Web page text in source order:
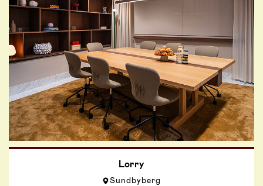
Lorry
Sundbyberg